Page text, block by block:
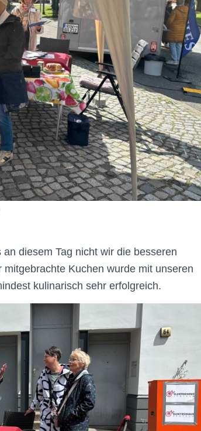
diesem Tag nicht wir die besseren
Kuchen wurde mit unseren
kulinarisch sehr erfolgreich.